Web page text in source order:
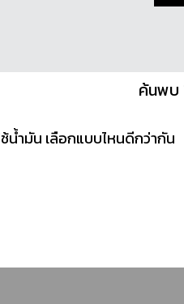
ค้นพบ
น้ำมัน เลือกแบบไหนดีกว่ากัน